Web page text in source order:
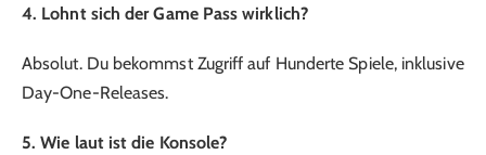
4. Lohnt sich der Game Pass wirklich?
Absolut. Du bekommst Zugriff auf Hunderte Spiele, inklusive
Day-One-Releases.
5. Wie laut ist die Konsole?